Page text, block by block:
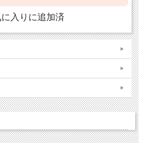
入りに追加済